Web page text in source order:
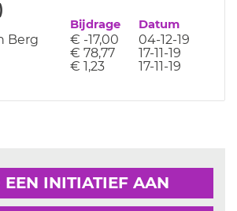
Bijdrage Datum
Berg € -17,00
04-12-19
€ 78,77
17-11-19
€ 1,23 17-11-19
EEN INITIATIEF AAN